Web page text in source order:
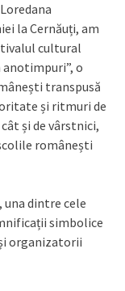
la Cernăuți, am
cultural
o
transpusă
și ritmuri de
și de vârstnici,
românești
una dintre cele
simbolice
organizatorii